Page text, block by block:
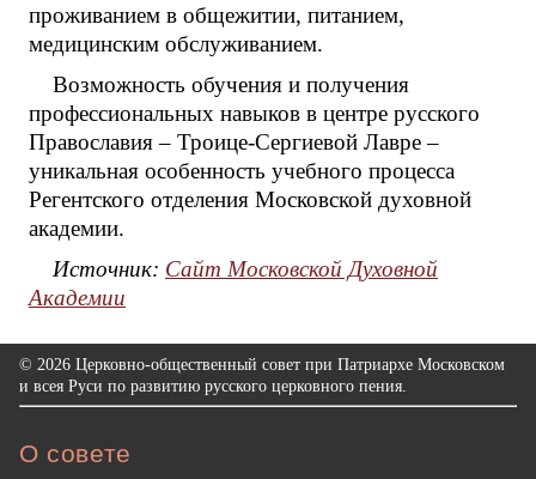
проживанием в общежитии, питанием,
медицинским обслуживанием.
Возможность обучения и получения
профессиональных навыков в центре русского
Православия – Троице-Сергиевой Лавре –
уникальная особенность учебного процесса
Регентского отделения Московской духовной
академии.
Источник: Сайт Московской Духовной
Академии
© 2026 Церковно-общественный совет при Патриархе Московском
и всея Руси по развитию русского церковного пения.
О совете